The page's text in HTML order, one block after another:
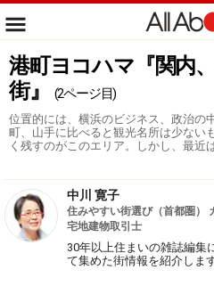
港町ヨコハマ『関内
街』
(2ページ目)
位置的には、横浜のビジネス、政治の
町、山手に比べると観光名所は少ない
く残すのがこのエリア。しかし、最近
中川 寛子
住みやすい街選び（首都圏）
宅地建物取引士
30年以上住まいの雑誌編集
て集めた街情報を紹介します